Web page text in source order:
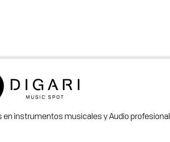
en instrumentos musicales y Audio profesional